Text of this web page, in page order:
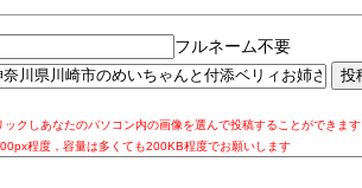
フルネーム不要
ックしあなたのパソコン内の画像を選んで投稿することができま
程度，容量は多くても200KB程度でお願いします